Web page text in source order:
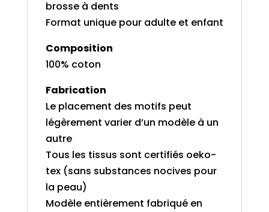
brosse à dents
Format unique pour adulte et enfant
Composition
100% coton
Fabrication
Le placement des motifs peut
légèrement varier d’un modèle à un
autre
Tous les tissus sont certifiés oeko-
tex (sans substances nocives pour
la peau)
Modèle entièrement fabriqué en